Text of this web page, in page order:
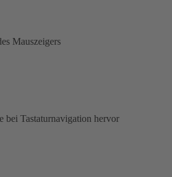
Mauszeigers
bei Tastaturnavigation hervor